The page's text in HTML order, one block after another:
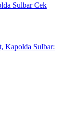
Sulbar Cek
Kapolda Sulbar: